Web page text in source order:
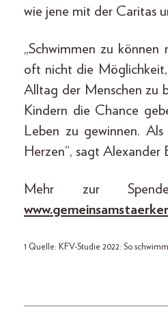
wie jene mit der Caritas
„Schwimmen zu
oft nicht die Möglichkeit,
Alltag der Menschen zu
Kindern die Chance
Leben zu gewinnen.
Herzen“, sagt
Mehr zur
1 Quelle: KFV-Studie 2022: So